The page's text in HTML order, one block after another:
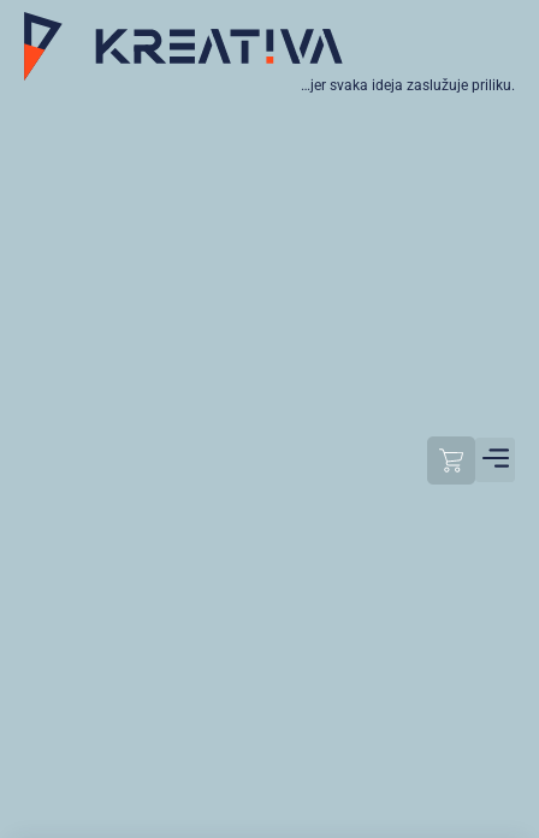
…jer svaka ideja zaslužuje priliku.